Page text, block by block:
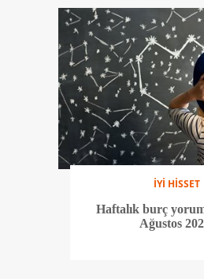
İYİ HİSSET
Haftalık burç
Ağustos